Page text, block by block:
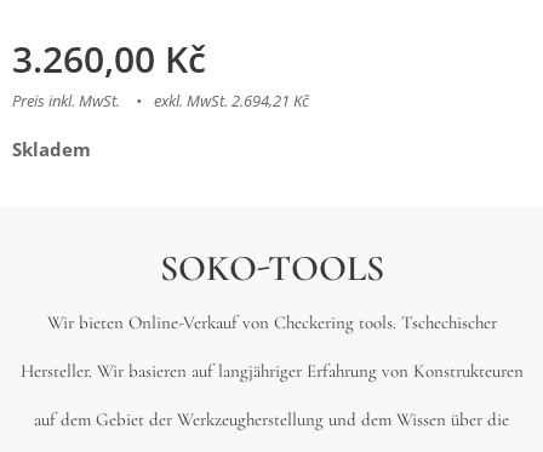
3.260,00 Kč
Preis inkl. MwSt. exkl. MwSt. 2.694,21 Kč
Skladem
SOKO-TOOLS
Wir bieten Online-Verkauf von Checkering tools. Tschechischer
Hersteller. Wir basieren auf langjähriger Erfahrung von Konstrukteuren
auf dem Gebiet der Werkzeugherstellung und dem Wissen über die